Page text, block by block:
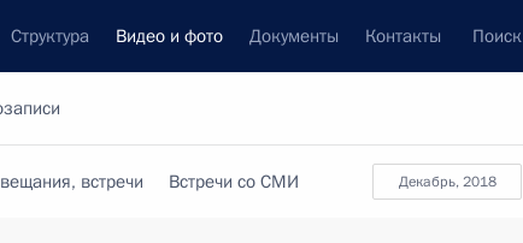
Структура Видео и фото Документы Контакты Поиск
декабрь, 2018
встречи Встречи со СМИ